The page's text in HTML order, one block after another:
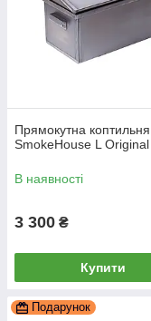
Прямокутна коптильня
SmokeHouse L Original
В наявності
3 300 ₴
Купити
Подарунок